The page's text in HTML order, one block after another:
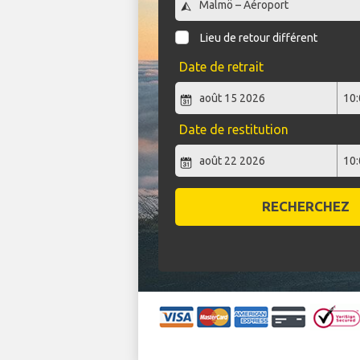
Lieu de retour différent
Date de retrait
Date de restitution
RECHERCHEZ